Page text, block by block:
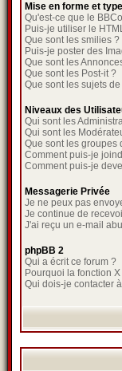
Mise en forme et
Qu'est-ce que le
Puis-je utiliser le
Que sont les smilies ?
Puis-je poster des
Que sont les
Que sont les Post-it ?
Que sont les sujets
Niveaux des
Qui sont les
Qui sont les
Que sont les groupes
Comment puis-je
Comment puis-je
Messagerie Privée
Je ne peux pas
Je continue de
J'ai reçu un e-mail
phpBB 2
Qui a écrit ce forum ?
Pourquoi la fonction
Qui dois-je contacter